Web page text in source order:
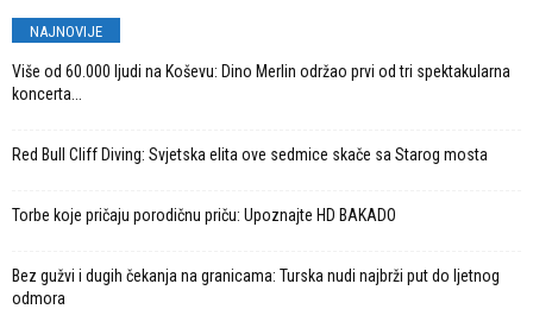
NAJNOVIJE
Više od 60.000 ljudi na Koševu: Dino Merlin održao prvi od tri spektakularna
koncerta...
Red Bull Cliff Diving: Svjetska elita ove sedmice skače sa Starog mosta
Torbe koje pričaju porodičnu priču: Upoznajte HD BAKADO
Bez gužvi i dugih čekanja na granicama: Turska nudi najbrži put do ljetnog
odmora